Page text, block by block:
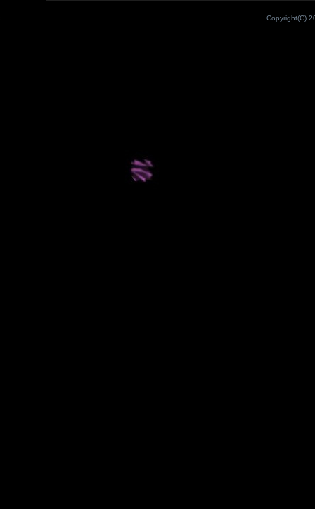
Copyright(C)